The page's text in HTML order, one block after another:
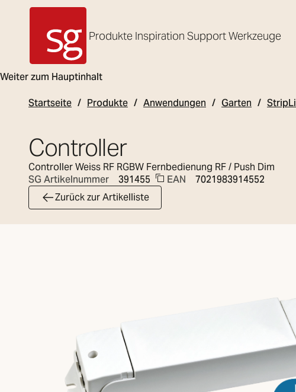
Weiter zum Hauptinhalt
SG Armaturen
Produkte Inspiration SupportWerkzeuge
Startseite Produkte Anwendungen Garten
Controller
Controller Weiss RF RGBW Fernbedienung RF / Push Dim
SG Artikelnummer
391455 EAN
7021983914552
Zurück zur Artikelliste